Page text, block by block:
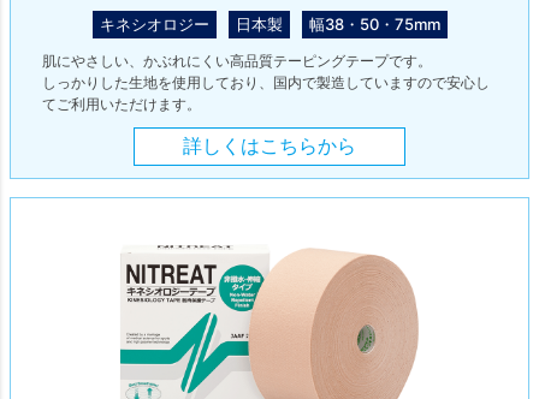
キネシオロジー 日本製 幅38・50・75mm
肌にやさしい、かぶれにくい高品質テーピングテープです。
しっかりした生地を使用しており、国内で製造していますので安心し
てご利用いただけます。
詳しくはこちらから